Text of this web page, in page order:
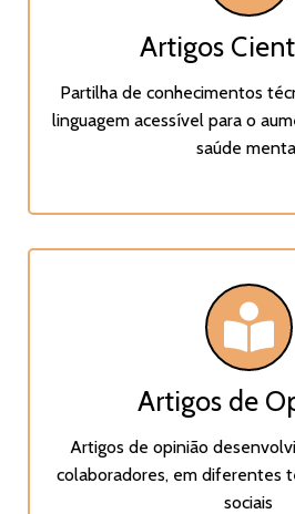
Artigos
Partilha de conhecimentos
linguagem acessível para o
saúde
Artigos de
Artigos de opinião
colaboradores, em diferentes
sociais